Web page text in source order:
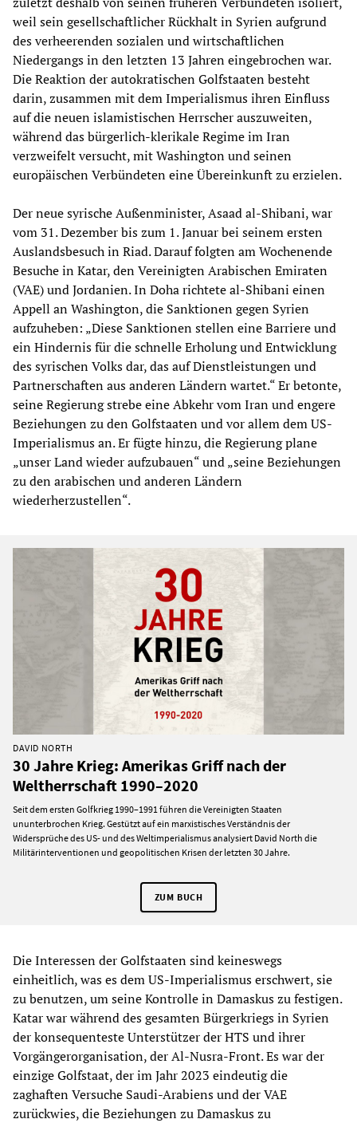
weil sein gesellschaftlicher Rückhalt in Syrien aufgrund
des verheerenden sozialen und wirtschaftlichen
Niedergangs in den letzten 13 Jahren eingebrochen war.
Die Reaktion der autokratischen Golfstaaten besteht
darin, zusammen mit dem Imperialismus ihren Einfluss
auf die neuen islamistischen Herrscher auszuweiten,
während das bürgerlich-klerikale Regime im Iran
verzweifelt versucht, mit Washington und seinen
europäischen Verbündeten eine Übereinkunft zu erzielen.
Der neue syrische Außenminister, Asaad al-Shibani, war
vom 31. Dezember bis zum 1. Januar bei seinem ersten
Auslandsbesuch in Riad. Darauf folgten am Wochenende
Besuche in Katar, den Vereinigten Arabischen Emiraten
(VAE) und Jordanien. In Doha richtete al-Shibani einen
Appell an Washington, die Sanktionen gegen Syrien
aufzuheben: „Diese Sanktionen stellen eine Barriere und
ein Hindernis für die schnelle Erholung und Entwicklung
des syrischen Volks dar, das auf Dienstleistungen und
Partnerschaften aus anderen Ländern wartet.“ Er betonte,
seine Regierung strebe eine Abkehr vom Iran und engere
Beziehungen zu den Golfstaaten und vor allem dem US-
Imperialismus an. Er fügte hinzu, die Regierung plane
„unser Land wieder aufzubauen“ und „seine Beziehungen
zu den arabischen und anderen Ländern
wiederherzustellen“.
DAVID NORTH
30 Jahre Krieg: Amerikas Griff nach der
Weltherrschaft 1990–2020
Seit dem ersten Golfkrieg 1990–1991 führen die Vereinigten Staaten
ununterbrochen Krieg. Gestützt auf ein marxistisches Verständnis der
Widersprüche des US- und des Weltimperialismus analysiert David North die
Militärinterventionen und geopolitischen Krisen der letzten 30 Jahre.
ZUM BUCH
Die Interessen der Golfstaaten sind keineswegs
einheitlich, was es dem US-Imperialismus erschwert, sie
zu benutzen, um seine Kontrolle in Damaskus zu festigen.
Katar war während des gesamten Bürgerkriegs in Syrien
der konsequenteste Unterstützer der HTS und ihrer
Vorgängerorganisation, der Al-Nusra-Front. Es war der
einzige Golfstaat, der im Jahr 2023 eindeutig die
zaghaften Versuche Saudi-Arabiens und der VAE
zurückwies, die Beziehungen zu Damaskus zu